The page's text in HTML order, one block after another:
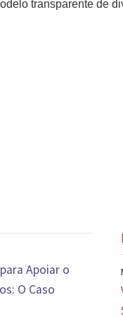
transparente de
Apoiar o
O Caso